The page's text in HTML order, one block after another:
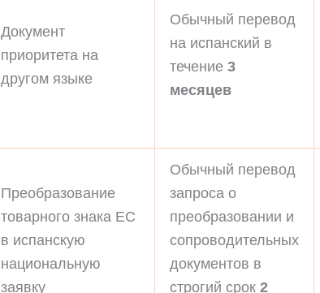
Документ
приоритета на
другом языке
Обычный перевод
на испанский в
течение 3
месяцев
Преобразование
товарного знака ЕС
в испанскую
национальную
заявку
Обычный перевод
запроса о
преобразовании и
сопроводительных
документов в
строгий срок 2